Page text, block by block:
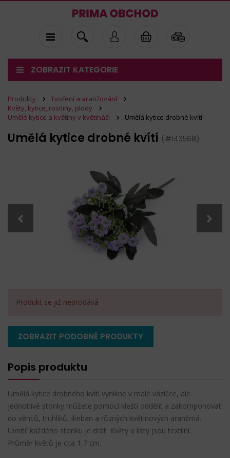
ZOBRAZIT KATEGORIE
Produkty
Tvoření a aranžování
Květy, kytice, rostliny, plody
Umělé kytice a květiny v květináči
Umělá kytice drobné kvítí
Umělá kytice drobné kvítí (#143568)
Produkt se již neprodává
ZOBRAZIT PODOBNÉ PRODUKTY
Popis produktu
Umělá kytice drobného kvítí vynikne v malé vázičce, ale
jednotlivé stonky můžete pomocí kleští oddělit a zakomponovat
do věnců, truhlíků, ikeban a různých květinových aranžmá.
Uvnitř každého stonku je drát. Květy a listy jsou textilní.
Průměr květů je cca 1,7 cm.